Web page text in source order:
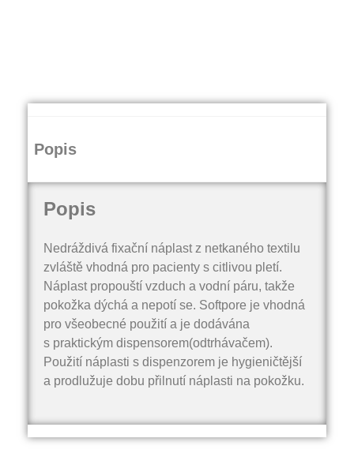
Popis
Popis
Nedráždivá fixační náplast z netkaného textilu
zvláště vhodná pro pacienty s citlivou pletí.
Náplast propouští vzduch a vodní páru, takže
pokožka dýchá a nepotí se. Softpore je vhodná
pro všeobecné použití a je dodávána
s praktickým dispensorem(odtrhávačem).
Použití náplasti s dispenzorem je hygieničtější
a prodlužuje dobu přilnutí náplasti na pokožku.